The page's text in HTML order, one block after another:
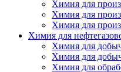
Химия для
Химия для
Химия для
Химия для
Химия для
Химия для
Химия для